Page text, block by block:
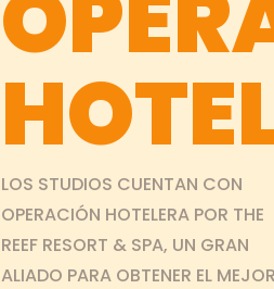
LOS STUDIOS CUENTAN CON
OPERACIÓN HOTELERA POR THE
REEF RESORT & SPA, UN GRAN
ALIADO PARA OBTENER EL MEJOR